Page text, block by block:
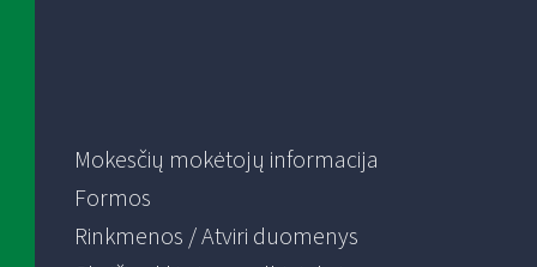
Mokesčių mokėtojų informacija
Formos
Rinkmenos / Atviri duomenys